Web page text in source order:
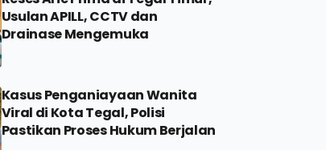
Usulan APILL, CCTV dan
Drainase Mengemuka
Kasus Penganiayaan Wanita
Viral di Kota Tegal, Polisi
Pastikan Proses Hukum Berjalan